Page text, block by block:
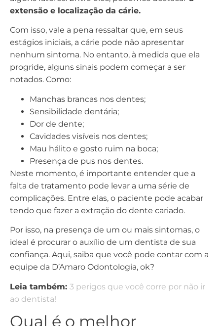
extensão e localização da cárie.
Com isso, vale a pena ressaltar que, em seus
estágios iniciais, a cárie pode não apresentar
nenhum sintoma. No entanto, à medida que ela
progride, alguns sinais podem começar a ser
notados. Como:
Manchas brancas nos dentes;
Sensibilidade dentária;
Dor de dente;
Cavidades visíveis nos dentes;
Mau hálito e gosto ruim na boca;
Presença de pus nos dentes.
Neste momento, é importante entender que a
falta de tratamento pode levar a uma série de
complicações. Entre elas, o paciente pode acabar
tendo que fazer a extração do dente cariado.
Por isso, na presença de um ou mais sintomas, o
ideal é procurar o auxílio de um dentista de sua
confiança. Aqui, saiba que você pode contar com a
equipe da D’Amaro Odontologia, ok?
Leia também: 3 perigos que você corre por não ir
ao dentista!
Qual é o melhor